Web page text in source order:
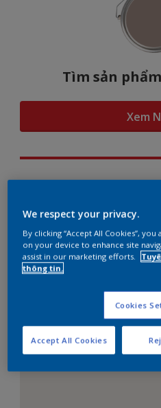
Tìm sản
Xem
We respect your privacy.
By clicking “Accept All Cookies”,
on your device to enhance site
assist in our marketing efforts.
thông tin.
Cookies
Accept All Cookies